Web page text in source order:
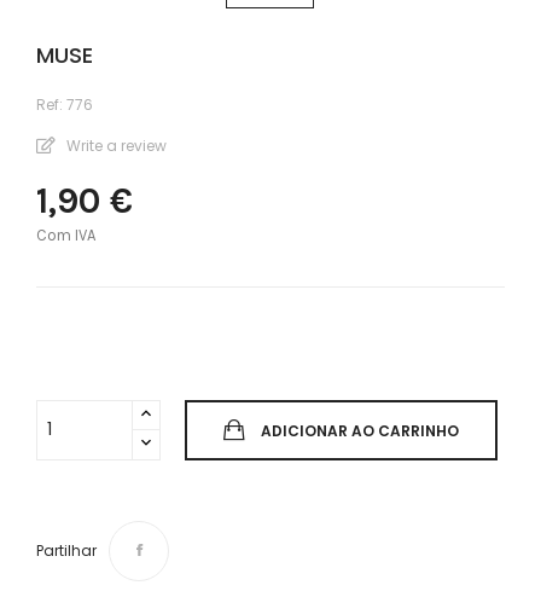
MUSE
Ref: 776
Write a review
1,90 €
Com IVA
ADICIONAR AO CARRINHO
Partilhar